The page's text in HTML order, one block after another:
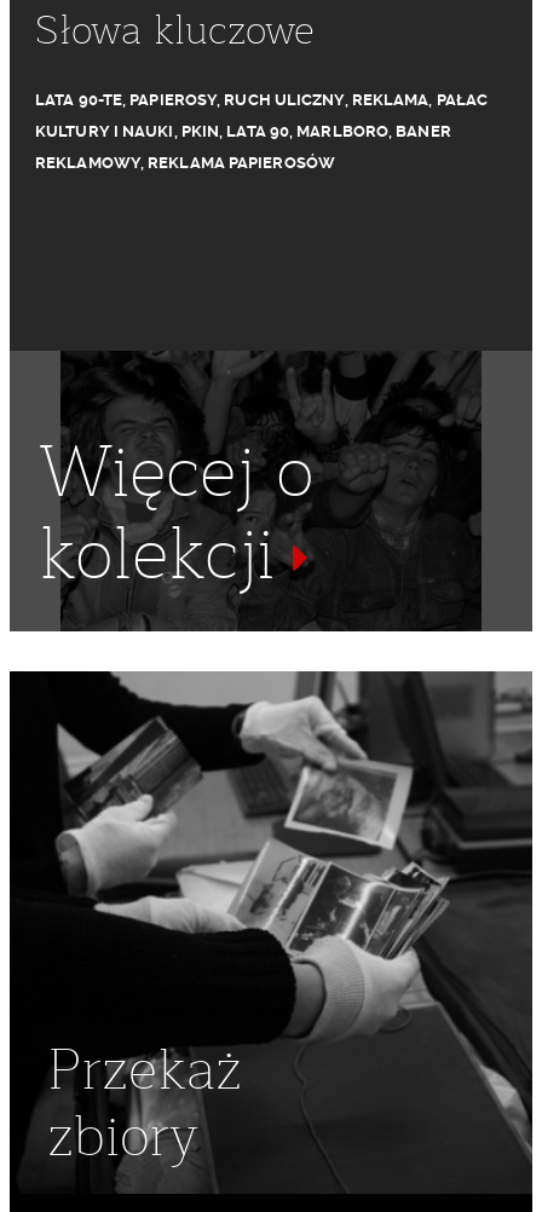
Słowa kluczowe
LATA 90-TE, PAPIEROSY, RUCH ULICZNY, REKLAMA, PAŁAC
KULTURY I NAUKI, PKIN, LATA 90, MARLBORO, BANER
REKLAMOWY, REKLAMA PAPIEROSÓW
Więcej o
kolekcji
Przekaż
zbiory